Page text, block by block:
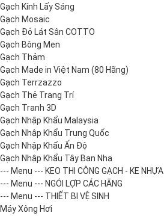
Gạch Kính Lấy Sáng
Gạch Mosaic
Gạch Đỏ Lát Sân COTTO
Gạch Bông Men
Gạch Thảm
Gạch Made in Việt Nam (80 Hãng)
Gạch Terrzazzo
Gạch Thẻ Trang Trí
Gạch Tranh 3D
Gạch Nhập Khẩu Malaysia
Gạch Nhập Khẩu Trung Quốc
Gạch Nhập Khẩu Ấn Độ
Gạch Nhập Khẩu Tây Ban Nha
--- Menu --- KEO THI CÔNG GẠCH - KE NHỰA
--- Menu --- NGÓI LỢP CÁC HÃNG
--- Menu --- THIẾT BỊ VỆ SINH
Máy Xông Hơi